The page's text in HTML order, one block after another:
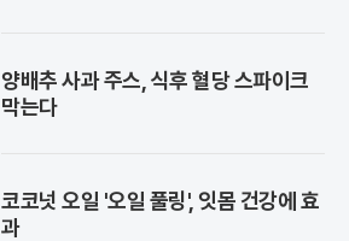
양배추 사과 주스, 식후 혈당 스파이크
막는다
코코넛 오일 '오일 풀링', 잇몸 건강에 효
과